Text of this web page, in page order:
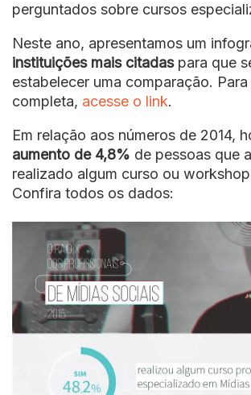
perguntados sobre cursos
Neste ano, apresentamos um
instituições mais citadas para que
estabelecer uma comparação.
completa, acesse o link.
Em relação aos números de 2014,
aumento de 4,8% de pessoas que
realizado algum curso ou
Confira todos os dados: